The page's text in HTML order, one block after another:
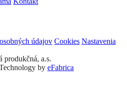
údajov Cookies Nastavenia
produkčná, a.s.
by eFabrica